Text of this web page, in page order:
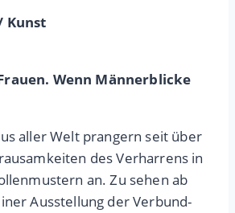
Kunst
Wenn Männerblicke
aller Welt prangern seit über
des Verharrens in
an. Zu sehen ab
Ausstellung der Verbund-